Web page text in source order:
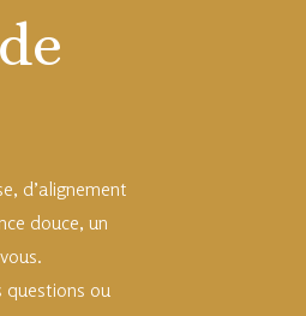
d’alignement
douce, un
questions ou